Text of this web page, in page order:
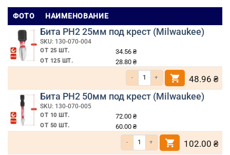
ФОТО НАИМЕНОВАНИЕ
Бита РН2 25мм под крест (Milwaukee)
SKU: 130-070-004
ОТ 25 ШТ. 34.56 ₴
ОТ 125 ШТ. 28.80 ₴
Количество товара Бита РН2 25мм
48.96 ₴
Бита РН2 50мм под крест (Milwaukee)
SKU: 130-070-005
ОТ 10 ШТ. 72.00 ₴
ОТ 50 ШТ. 60.00 ₴
Количество товара Бита РН2 50мм под
102.00 ₴